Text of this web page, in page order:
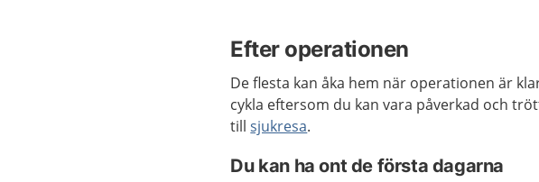
Efter operationen
De flesta kan åka hem när operationen är
cykla eftersom du kan vara påverkad och
tillsjukresa.
Du kan ha ont de första dagarna